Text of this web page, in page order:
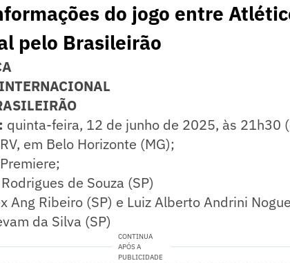
do jogo entre
pelo Brasileirão
quinta-feira, 12 de junho de 2025, às 21h30
em Belo Horizonte (MG);
de Souza (SP)
Ang Ribeiro (SP) e Luiz Alberto Andrini
da Silva (SP)
CONTINUA
APÓS A
PUBLICIDADE